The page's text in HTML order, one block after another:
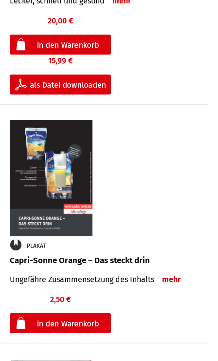
20,00 €
15,99 €
PLAKAT
Capri-Sonne Orange – Das steckt drin
Ungefähre Zu­sammen­setzung des Inhalts mehr
2,50 €